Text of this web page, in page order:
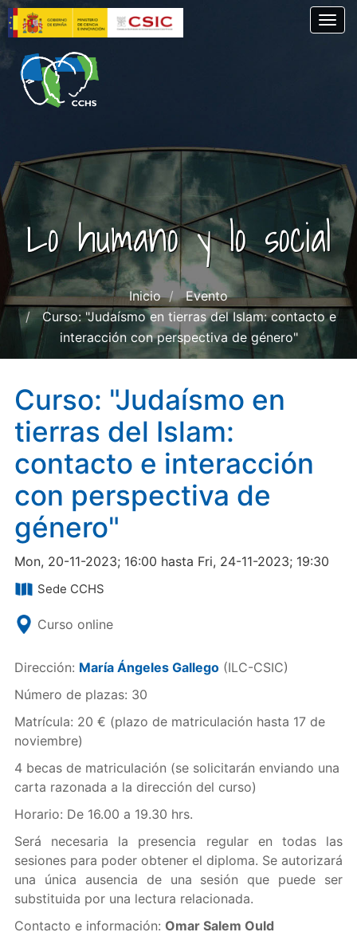
Skip
to
main
content
Lo humano y lo social
Inicio
Evento
Curso: "Judaísmo en tierras del Islam: contacto e
interacción con perspectiva de género"
Curso: "Judaísmo en
tierras del Islam:
contacto e interacción
con perspectiva de
género"
Mon, 20-11-2023; 16:00 hasta Fri, 24-11-2023; 19:30
Sede CCHS
Curso online
Dirección: María Ángeles Gallego(ILC-CSIC)
Número de plazas: 30
Matrícula: 20 € (plazo de matriculación hasta 17 de
noviembre)
4 becas de matriculación (se solicitarán enviando una
carta razonada a la dirección del curso)
Horario: De 16.00 a 19.30 hrs.
Será necesaria la presencia regular en todas las
sesiones para poder obtener el diploma. Se autorizará
una única ausencia de una sesión que puede ser
substituida por una lectura relacionada.
Contacto e información: Omar Salem Ould